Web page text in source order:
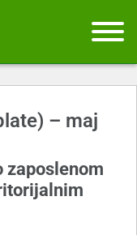
– maj
zaposlenom